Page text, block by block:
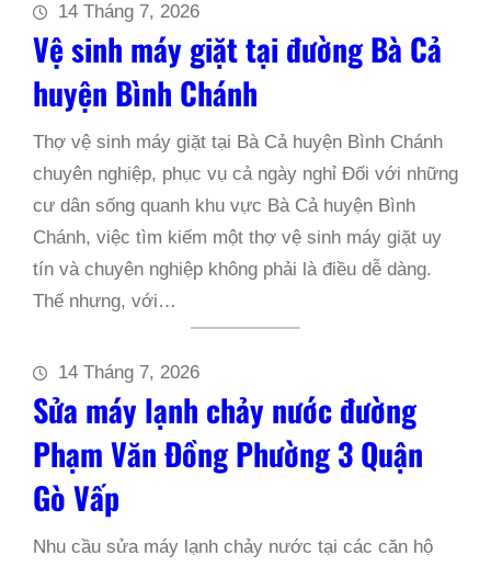
14 Tháng 7, 2026
Vệ sinh máy giặt tại đường Bà Cả
huyện Bình Chánh
Thợ vệ sinh máy giặt tại Bà Cả huyện Bình Chánh
chuyên nghiệp, phục vụ cả ngày nghỉ Đối với những
cư dân sống quanh khu vực Bà Cả huyện Bình
Chánh, việc tìm kiếm một thợ vệ sinh máy giặt uy
tín và chuyên nghiệp không phải là điều dễ dàng.
Thế nhưng, với…
14 Tháng 7, 2026
Sửa máy lạnh chảy nước đường
Phạm Văn Đồng Phường 3 Quận
Gò Vấp
Nhu cầu sửa máy lạnh chảy nước tại các căn hộ